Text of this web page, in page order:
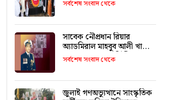
সর্বশেষ সংবাদ থেকে
সাবেক নৌপ্রধান রিয়ার
অ্যাডমিরাল মাহবুব আলী খানের
৪২তম শাহাদাৎ বার্ষিকী
বৃহস্পতিবার
সর্বশেষ সংবাদ থেকে
জুলাই গণঅভ্যুত্থানে সাংস্কৃতিক